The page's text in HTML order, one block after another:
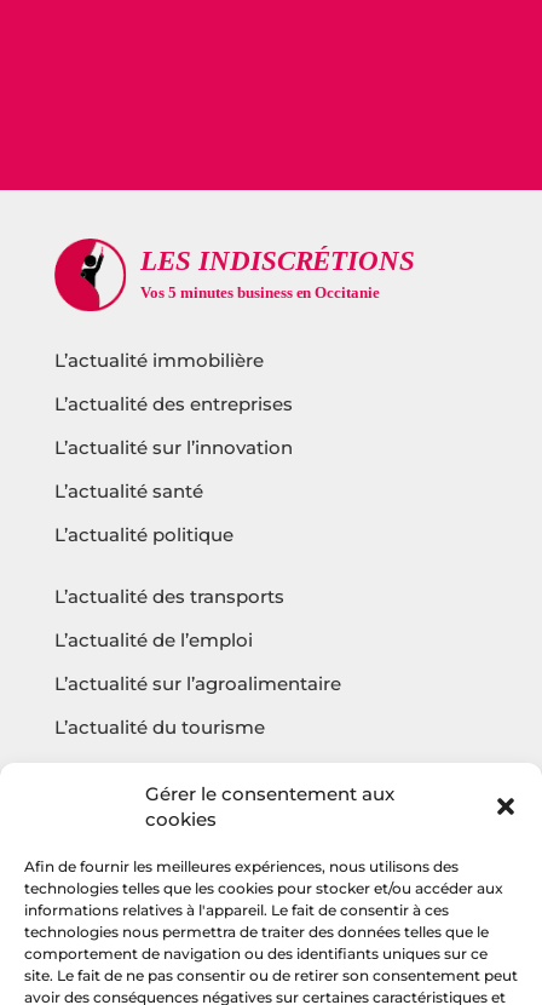
Gérer le consentement aux
cookies
Afin de fournir les meilleures expériences, nous utilisons des
technologies telles que les cookies pour stocker et/ou accéder aux
informations relatives à l'appareil. Le fait de consentir à ces
technologies nous permettra de traiter des données telles que le
comportement de navigation ou des identifiants uniques sur ce
site. Le fait de ne pas consentir ou de retirer son consentement peut
avoir des conséquences négatives sur certaines caractéristiques et
L’actualité immobilière
L’actualité des entreprises
L’actualité sur l’innovation
L’actualité santé
L’actualité politique
L’actualité des transports
L’actualité de l’emploi
L’actualité sur l’agroalimentaire
L’actualité du tourisme
Questions fréquentes
Contact
Agencehv